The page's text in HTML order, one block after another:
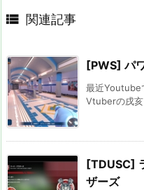
 関連記事
[PWS] パ
最近Youtube
Vtuberの戌
[TDUSC]
ザーズ